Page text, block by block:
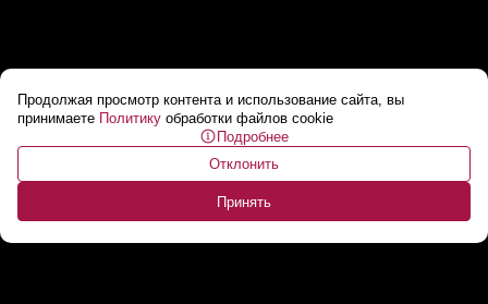
Продолжая просмотр контента и использование сайта, вы
принимаете Политику обработки файлов cookie
Подробнее
Отклонить
Принять
Народный бунт за свободу Гуцул